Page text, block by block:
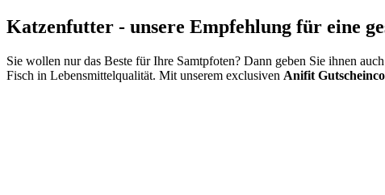
Katzenfutter - unsere Empfehlung für eine
Sie wollen nur das Beste für Ihre Samtpfoten? Dann geben Sie ihnen
Fisch in Lebensmittelqualität. Mit unserem exclusiven Anifit